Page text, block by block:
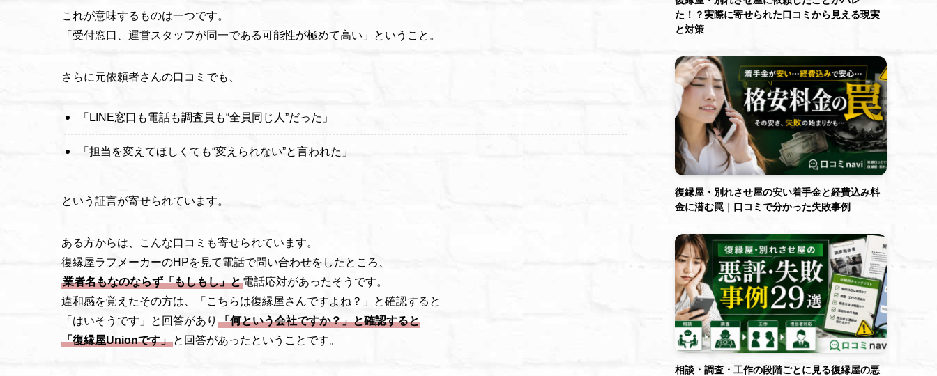
これが意味するものは一つです。
「受付窓口、運営スタッフが同一である可能性が極めて高い」ということ。
さらに元依頼者さんの口コミでも、
「LINE窓口も電話も調査員も“全員同じ人”だった」
「担当を変えてほしくても“変えられない”と言われた」
という証言が寄せられています。
ある方からは、こんな口コミも寄せられています。
復縁屋ラフメーカーのHPを見て電話で問い合わせをしたところ、
業者名もなのならず「もしもし」と電話応対があったそうです。
違和感を覚えたその方は、「こちらは復縁屋さんですよね？」と確認すると
「はいそうです」と回答があり 「何という会社ですか？」と確認すると
「復縁屋Unionです」 と回答があったということです。
た！？実際に寄せられた口コミから見える現実
と対策
復縁屋・別れさせ屋の安い着手金と経費込み料
金に潜む罠｜口コミで分かった失敗事例
相談・調査・工作の段階ごとに見る復縁屋の悪